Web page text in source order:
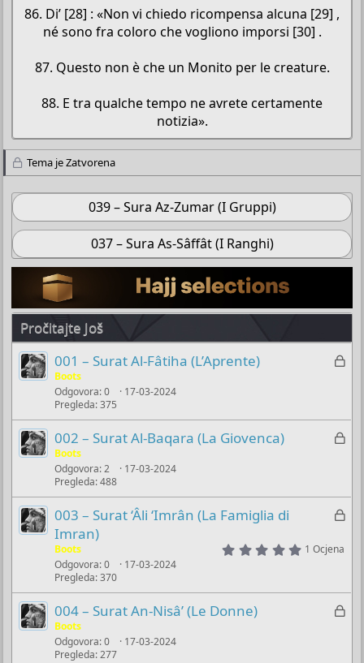
86. Di’ [28] : «Non vi chiedo ricompensa alcuna [29] ,
né sono fra coloro che vogliono imporsi [30] .
87. Questo non è che un Monito per le creature.
88. E tra qualche tempo ne avrete certamente
notizia».​
Tema je Zatvorena
039 – Sura Az-Zumar (I Gruppi)
037 – Sura As-Sâffât (I Ranghi)
Pročitajte Još
Z
u
n
o
001 – Surat Al-Fâtiha (L’Aprente)
Boots
Odgovora 0
Pregleda 375
17-03-2024
Z
u
o
002 – Surat Al-Baqara (La Giovenca)
Boots
Odgovora 2
Pregleda 488
17-03-2024
Z
č
003 – Surat ‘Âli ‘Imrân (La Famiglia di
Imran)
5
s
1 Ocjena
Boots
Odgovora 0
Pregleda 370
17-03-2024
Z
004 – Surat An-Nisâ’ (Le Donne)
Boots
Odgovora 0
Pregleda 277
17-03-2024